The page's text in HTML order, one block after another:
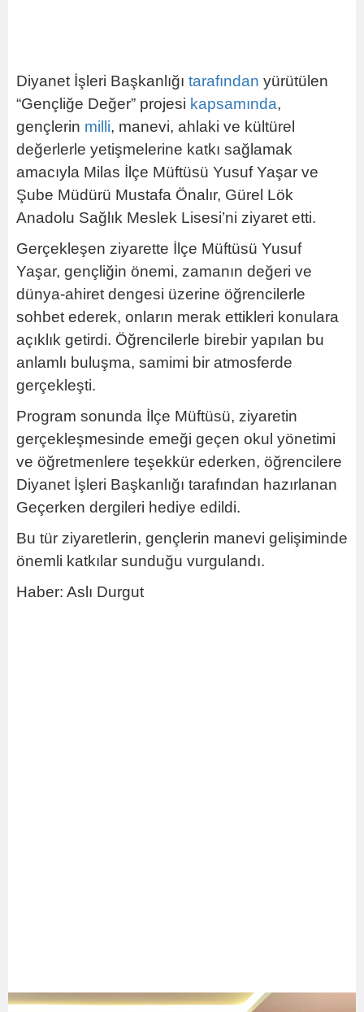
Diyanet İşleri Başkanlığı tarafından yürütülen
“Gençliğe Değer” projesi kapsamında,
gençlerin milli, manevi, ahlaki ve kültürel
değerlerle yetişmelerine katkı sağlamak
amacıyla Milas İlçe Müftüsü Yusuf Yaşar ve
Şube Müdürü Mustafa Önalır, Gürel Lök
Anadolu Sağlık Meslek Lisesi’ni ziyaret etti.
Gerçekleşen ziyarette İlçe Müftüsü Yusuf
Yaşar, gençliğin önemi, zamanın değeri ve
dünya-ahiret dengesi üzerine öğrencilerle
sohbet ederek, onların merak ettikleri konulara
açıklık getirdi. Öğrencilerle birebir yapılan bu
anlamlı buluşma, samimi bir atmosferde
gerçekleşti.
Program sonunda İlçe Müftüsü, ziyaretin
gerçekleşmesinde emeği geçen okul yönetimi
ve öğretmenlere teşekkür ederken, öğrencilere
Diyanet İşleri Başkanlığı tarafından hazırlanan
Geçerken dergileri hediye edildi.
Bu tür ziyaretlerin, gençlerin manevi gelişiminde
önemli katkılar sunduğu vurgulandı.
Haber: Aslı Durgut